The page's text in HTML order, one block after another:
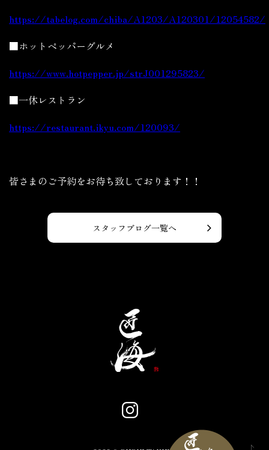
https://tabelog.com/chiba/A1203/A120301/12054582/
■ホットペッパーグルメ
https://www.hotpepper.jp/strJ001295823/
■一休レストラン
https://restaurant.ikyu.com/120093/
皆さまのご予約をお待ち致しております！！
スタッフブログ一覧へ